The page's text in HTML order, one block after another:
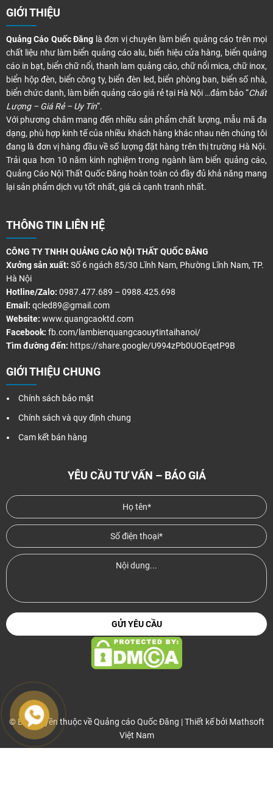
GIỚI THIỆU
Quảng Cáo Quốc Đăng là đơn vị chuyên làm biển quảng cáo trên mọi
chất liệu như làm biển quảng cáo alu, biển hiệu cửa hàng, biển quảng
cáo in bạt, biển chữ nổi, thanh lam quảng cáo, chữ nổi mica, chữ inox,
biển hộp đèn, biển công ty, biển đèn led, biển phòng ban, biển số nhà,
biển chức danh, làm biển quảng cáo giá rẻ tại Hà Nội …đảm bảo “Chất
Lượng – Giá Rẻ – Uy Tín“.
Với phương châm mang đến nhiều sản phẩm chất lượng, mẫu mã đa
dạng, phù hợp kinh tế của nhiều khách hàng khác nhau nên chúng tôi
đang là đơn vị hàng đầu về số lượng đặt hàng trên thị trường Hà Nội.
Trải qua hơn 10 năm kinh nghiệm trong ngành làm biển quảng cáo,
Quảng Cáo Nội Thất Quốc Đăng hoàn toàn có đầy đủ khả năng mang
lại sản phẩm dịch vụ tốt nhất, giá cả cạnh tranh nhất.
THÔNG TIN LIÊN HỆ
CÔNG TY TNHH QUẢNG CÁO NỘI THẤT QUỐC ĐĂNG
Xưởng sản xuất: Số 6 ngách 85/30 Lĩnh Nam, Phường Lĩnh Nam, TP.
Hà Nội
Hotline/Zalo: 0987.477.689 – 0988.425.698
Email: qcled89@gmail.com
Website: www.quangcaoktd.com
Facebook: fb.com/lambienquangcaouytintaihanoi/
Tìm đường đến: https://share.google/U994zPb0UOEqetP9B
GIỚI THIỆU CHUNG
Chính sách bảo mật
Chính sách và quy định chung
Cam kết bán hàng
YÊU CẦU TƯ VẤN – BÁO GIÁ
© Bản quyền thuộc về Quảng cáo Quốc Đăng | Thiết kế bởi Mathsoft
Việt Nam